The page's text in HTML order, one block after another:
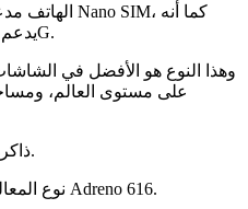
يدعم جميع شبكات الاتصال وصولًا للـ 4G.
• ذاكرة الهاتف الداخلية 128 جيجا بايت.
• نوع المعالج الرسومي الموجود في الهاتف Adreno 616.